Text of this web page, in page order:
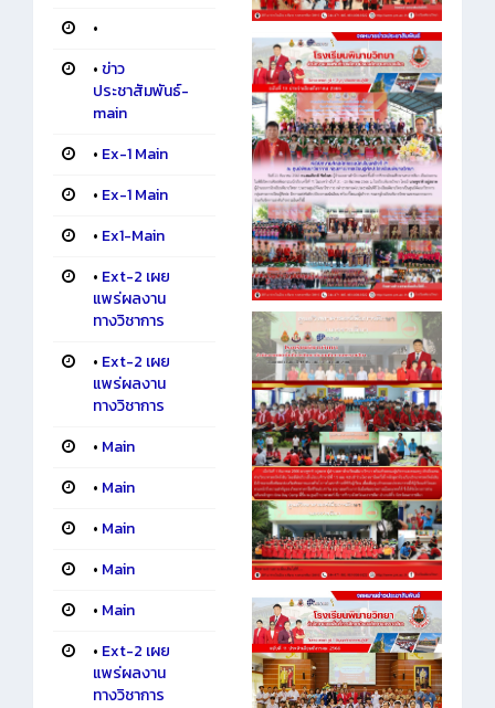
•
• ข่าว
ประชาสัมพันธ์-
main
• Ex-1 Main
• Ex-1 Main
• Ex1-Main
• Ext-2 เผย
แพร่ผลงาน
ทางวิชาการ
• Ext-2 เผย
แพร่ผลงาน
ทางวิชาการ
• Main
• Main
• Main
• Main
• Main
• Ext-2 เผย
แพร่ผลงาน
ทางวิชาการ